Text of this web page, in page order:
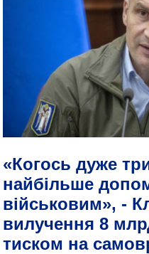
«Когось дуже
найбільше
військовим», -
вилучення 8
тиском на